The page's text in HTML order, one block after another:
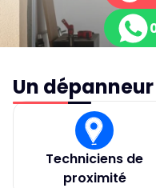
Un
Techniciens de
proximité